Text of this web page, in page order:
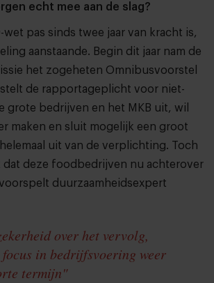
echt mee aan de slag?
wet pas sinds twee jaar van kracht is,
aanstaande. Begin dit jaar nam de
het zogeheten Omnibusvoorstel
de rapportageplicht voor niet-
grote bedrijven en het MKB uit, wil
maken en sluit mogelijk een groot
uit van de verplichting. Toch
dat deze foodbedrijven nu achterover
duurzaamheidsexpert
over het vervolg,
in bedrijfsvoering weer
termijn"